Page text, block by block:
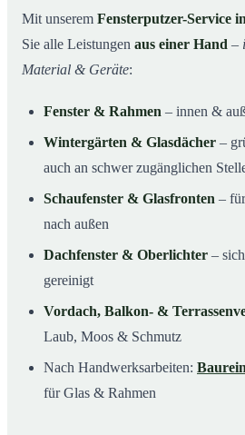
Mit unserem Fensterputzer-Service
Sie alle Leistungen aus einer Hand –
Material & Geräte:
Fenster & Rahmen – innen &
Wintergärten & Glasdächer –
auch an schwer zugänglichen
Schaufenster & Glasfronten –
nach außen
Dachfenster & Oberlichter –
gereinigt
Vordach, Balkon- &
Laub, Moos & Schmutz
Nach Handwerksarbeiten:
für Glas & Rahmen